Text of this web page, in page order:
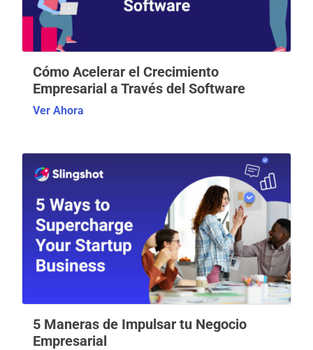
Cómo Acelerar el Crecimiento
Empresarial a Través del Software
Ver Ahora
5 Maneras de Impulsar tu Negocio
Empresarial